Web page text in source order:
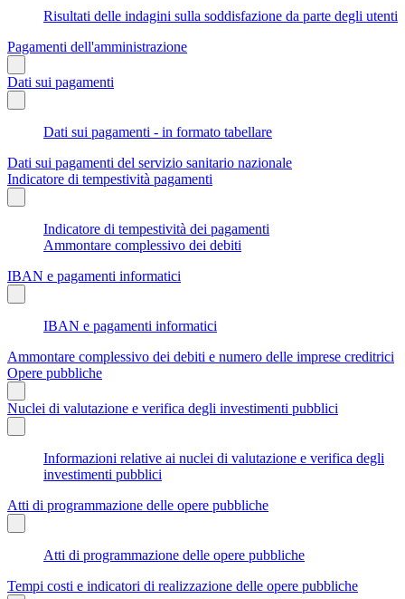
Risultati delle indagini sulla soddisfazione da parte degli utenti
Pagamenti dell'amministrazione
Dati sui pagamenti
Dati sui pagamenti - in formato tabellare
Dati sui pagamenti del servizio sanitario nazionale
Indicatore di tempestività pagamenti
Indicatore di tempestività dei pagamenti
Ammontare complessivo dei debiti
IBAN e pagamenti informatici
IBAN e pagamenti informatici
Ammontare complessivo dei debiti e numero delle imprese creditrici
Opere pubbliche
Nuclei di valutazione e verifica degli investimenti pubblici
Informazioni relative ai nuclei di valutazione e verifica degli
investimenti pubblici
Atti di programmazione delle opere pubbliche
Atti di programmazione delle opere pubbliche
Tempi costi e indicatori di realizzazione delle opere pubbliche